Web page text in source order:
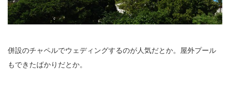
併設のチャペルでウェディングするのが人気だとか。屋外プール
もできたばかりだとか。